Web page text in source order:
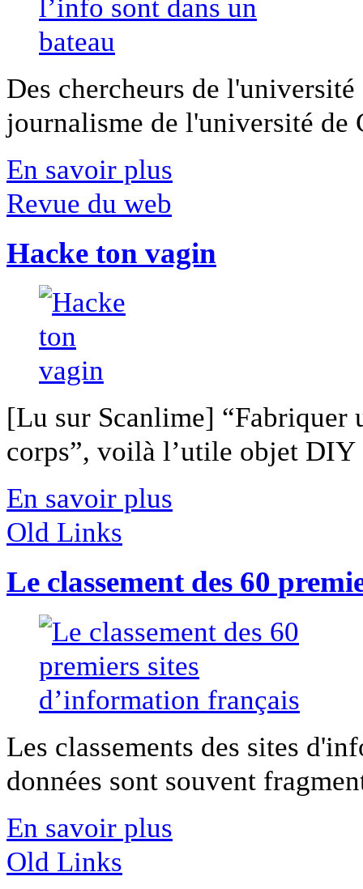
Des chercheurs de
journalisme de l'université
En savoir plus
Revue du web
Hacke ton vagin
[Lu sur Scanlime] “Fabriquer
corps”, voilà l’utile objet
En savoir plus
Old Links
Le classement des 60
Les classements des sites
données sont souvent
En savoir plus
Old Links